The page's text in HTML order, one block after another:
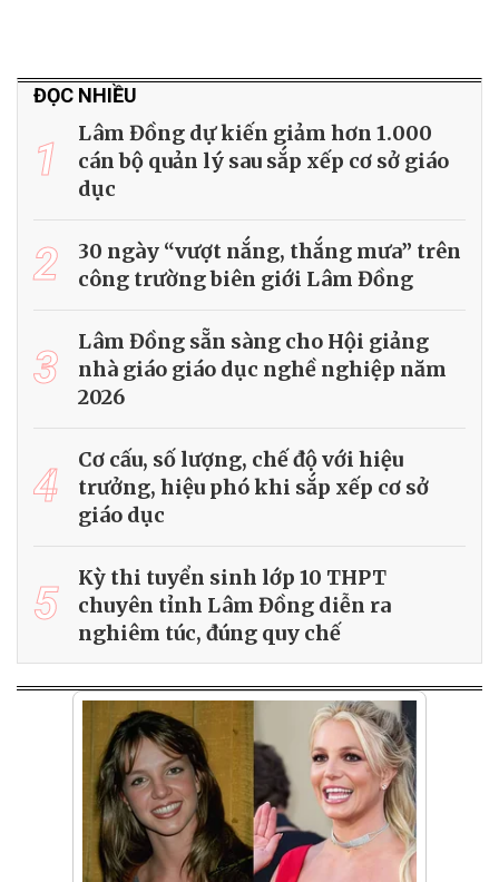
ĐỌC NHIỀU
1
Lâm Đồng dự kiến giảm hơn 1.000
cán bộ quản lý sau sắp xếp cơ sở giáo
dục
2
30 ngày “vượt nắng, thắng mưa” trên
công trường biên giới Lâm Đồng
3
Lâm Đồng sẵn sàng cho Hội giảng
nhà giáo giáo dục nghề nghiệp năm
2026
4
Cơ cấu, số lượng, chế độ với hiệu
trưởng, hiệu phó khi sắp xếp cơ sở
giáo dục
5
Kỳ thi tuyển sinh lớp 10 THPT
chuyên tỉnh Lâm Đồng diễn ra
nghiêm túc, đúng quy chế